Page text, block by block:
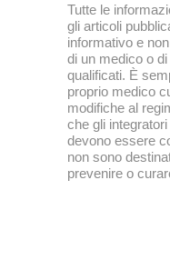
Tutte le
gli articoli
informativo e
di un medico o
qualificati. È
proprio medico
modifiche al
che gli
devono essere
non sono
prevenire o